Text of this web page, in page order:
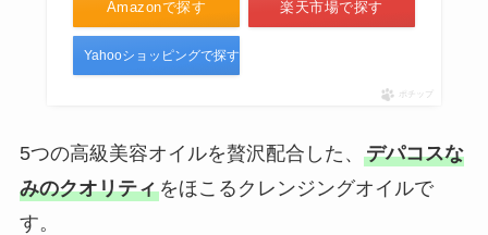
Amazonで探す 楽天市場で探す
Yahooショッピングで探す
ポチップ
5つの高級美容オイルを贅沢配合した、 デパコスな
みのクオリティをほこるクレンジングオイルで
す。